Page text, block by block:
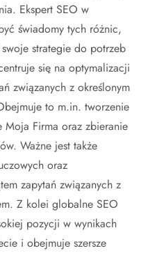
Ekspert SEO w
świadomy tych różnic,
strategie do potrzeb
się na optymalizacji
związanych z określonym
to m.in. tworzenie
Firma oraz zbieranie
Ważne jest także
oraz
zapytań związanych z
Z kolei globalne SEO
pozycji w wynikach
i obejmuje szersze